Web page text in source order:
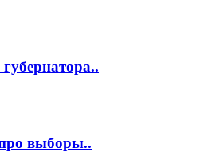
выборы..